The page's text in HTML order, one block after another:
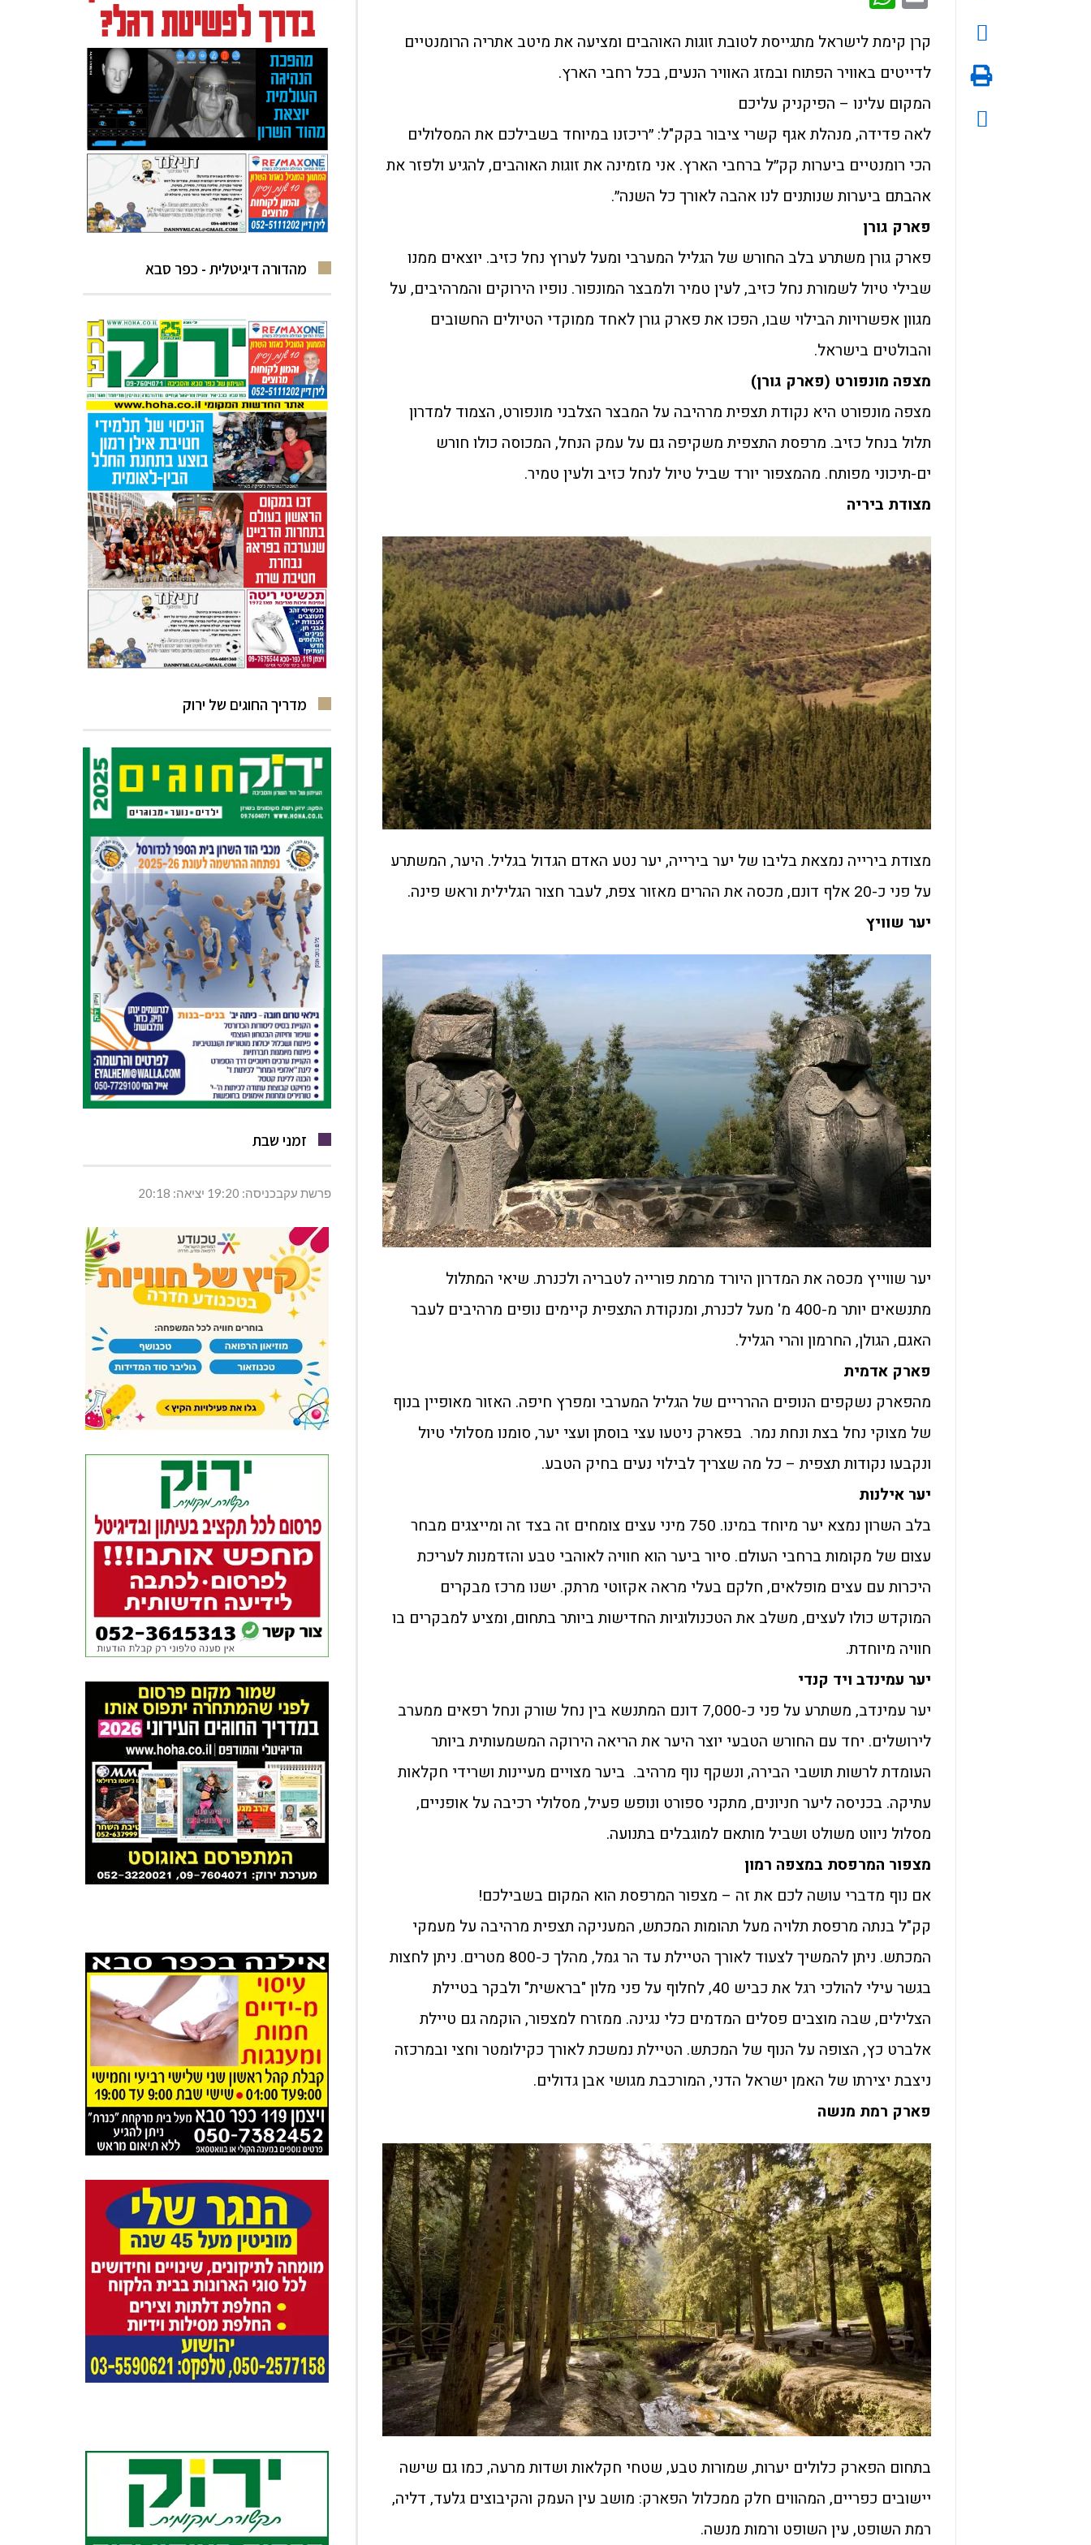
קרן קימת לישראל מתגייסת לטובת זוגות האוהבים ומציעה את מיטב אתריה הרומנטיים
לדייטים באוויר הפתוח ובמזג האוויר הנעים, בכל רחבי הארץ.
המקום עלינו – הפיקניק עליכם
לאה פדידה, מנהלת אגף קשרי ציבור בקק"ל: ״ריכזנו במיוחד בשבילכם את המסלולים
הכי רומנטיים ביערות קק״ל ברחבי הארץ. אני מזמינה את זוגות האוהבים, להגיע ולפזר את
אהבתם ביערות שנותנים לנו אהבה לאורך כל השנה״.
פארק גורן
פארק גורן משתרע בלב החורש של הגליל המערבי ומעל לערוץ נחל כזיב. יוצאים ממנו
שבילי טיול לשמורת נחל כזיב, לעין טמיר ולמבצר המונפור. נופיו הירוקים והמרהיבים, על
מגוון אפשרויות הבילוי שבו, הפכו את פארק גורן לאחד ממוקדי הטיולים החשובים
והבולטים בישראל.
מצפה מונפורט (פארק גורן)
מצפה מונפורט היא נקודת תצפית מרהיבה על המבצר הצלבני מונפורט, הצמוד למדרון
תלול בנחל כזיב. מרפסת התצפית משקיפה גם על עמק הנחל, המכוסה כולו חורש
ים-תיכוני מפותח. מהמצפור יורד שביל טיול לנחל כזיב ולעין טמיר.
מצודת ביריה
מצודת בירייה נמצאת בליבו של יער בירייה, יער נטע האדם הגדול בגליל. היער, המשתרע
על פני כ-20 אלף דונם, מכסה את ההרים מאזור צפת, לעבר חצור הגלילית וראש פינה.
יער שוויץ
יער שווייץ מכסה את המדרון היורד מרמת פורייה לטבריה ולכנרת. שיאי המתלול
מתנשאים יותר מ-400 מ' מעל לכנרת, ומנקודת התצפית קיימים נופים מרהיבים לעבר
האגם, הגולן, החרמון והרי הגליל.
פארק אדמית
מהפארק נשקפים הנופים ההרריים של הגליל המערבי ומפרץ חיפה. האזור מאופיין בנוף
של מצוקי נחל בצת ונחת נמר. בפארק ניטעו עצי בוסתן ועצי יער, סומנו מסלולי טיול
ונקבעו נקודות תצפית – כל מה שצריך לבילוי נעים בחיק הטבע.
יער אילנות
בלב השרון נמצא יער מיוחד במינו. 750 מיני עצים צומחים זה בצד זה ומייצגים מבחר
עצום של מקומות ברחבי העולם. סיור ביער הוא חוויה לאוהבי טבע והזדמנות לעריכת
היכרות עם עצים מופלאים, חלקם בעלי מראה אקזוטי מרתק. ישנו מרכז מבקרים
המוקדש כולו לעצים, משלב את הטכנולוגיות החדישות ביותר בתחום, ומציע למבקרים בו
חוויה מיוחדת.
יער עמינדב ויד קנדי
יער עמינדב, משתרע על פני כ-7,000 דונם המתנשא בין נחל שורק ונחל רפאים ממערב
לירושלים. יחד עם החורש הטבעי יוצר היער את הריאה הירוקה המשמעותית ביותר
העומדת לרשות תושבי הבירה, ונשקף נוף מרהיב. ביער מצויים מעיינות ושרידי חקלאות
עתיקה. בכניסה ליער חניונים, מתקני ספורט ונופש פעיל, מסלולי רכיבה על אופניים,
מסלול ניווט משולט ושביל מותאם למוגבלים בתנועה.
מצפור המרפסת במצפה רמון
אם נוף מדברי עושה לכם את זה – מצפור המרפסת הוא המקום בשבילכם!
קק"ל בנתה מרפסת תלויה מעל תהומות המכתש, המעניקה תצפית מרהיבה על מעמקי
המכתש. ניתן להמשיך לצעוד לאורך הטיילת עד הר גמל, מהלך כ-800 מטרים. ניתן לחצות
בגשר עילי להולכי רגל את כביש 40, לחלוף על פני מלון "בראשית" ולבקר בטיילת
הצלילים, שבה מוצבים פסלים המדמים כלי נגינה. ממזרח למצפור, הוקמה גם טיילת
אלברט כץ, הצופה על הנוף של המכתש. הטיילת נמשכת לאורך כקילומטר וחצי ובמרכזה
ניצבת יצירתו של האמן ישראל הדני, המורכבת מגושי אבן גדולים.
פארק רמת מנשה
בתחום הפארק כלולים יערות, שמורות טבע, שטחי חקלאות ושדות מרעה, כמו גם שישה
יישובים כפריים, המהווים חלק ממכלול הפארק: מושב עין העמק והקיבוצים גלעד, דליה,
רמת השופט, עין השופט ורמות מנשה.
מהדורה דיגיטלית - כפר סבא
מדריך החוגים של ירוק
זמני שבת
פרשת עקבכניסה: 19:20 יציאה: 20:18